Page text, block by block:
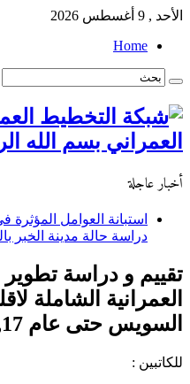
الأحد , 9 أغسطس 2026
Home
العمراني بسم الله
أخبار عاجلة
استبانة العوامل
دراسة حالة مدينة الخبر
تقييم و دراسة تطوير
العمرانية الشاملة
السويس حتى عام 2,17
للكاتبين :